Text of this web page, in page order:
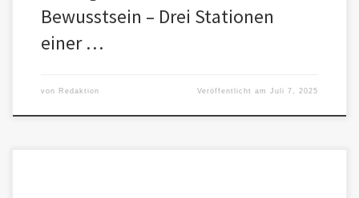
Bewusstsein – Drei Stationen
einer …
von Redaktion Veröffentlicht amJuli 7, 2025